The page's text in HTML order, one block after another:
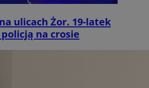
ulicach Żor. 19-latek
na crosie